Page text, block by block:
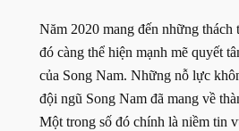
Năm 2020 mang đến những thách
đó càng thể hiện mạnh mẽ quyết
của Song Nam. Những nỗ lực
đội ngũ Song Nam đã mang về
Một trong số đó chính là niềm tin